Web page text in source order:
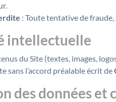
: Toute tentative de
intellectuelle
du Site (textes, images,
sans l’accord préalable écrit de
des données et